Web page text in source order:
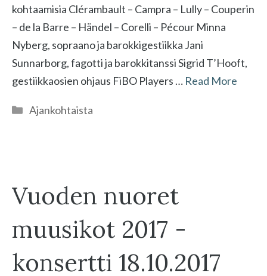
kohtaamisia Clérambault – Campra – Lully – Couperin
– de la Barre – Händel – Corelli – Pécour Minna
Nyberg, sopraano ja barokkigestiikka Jani
Sunnarborg, fagotti ja barokkitanssi Sigrid T’Hooft,
gestiikkaosien ohjaus FiBO Players … Read More
Kategoriat
Ajankohtaista
Vuoden nuoret
muusikot 2017 -
konsertti 18.10.2017